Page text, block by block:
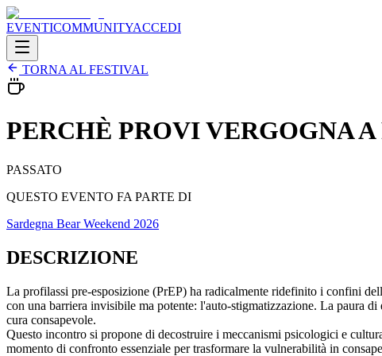
EVENTICOMMUNITYACCEDI
TORNA AL FESTIVAL
PERCHÈ PROVI VERGOGNA
PASSATO
QUESTO EVENTO FA PARTE DI
Sardegna Bear Weekend 2026
DESCRIZIONE
La profilassi pre-esposizione (PrEP) ha radicalmente ridefinito i confini
con una barriera invisibile ma potente: l'auto-stigmatizzazione. La paura
cura consapevole.
Questo incontro si propone di decostruire i meccanismi psicologici e
momento di confronto essenziale per trasformare la vulnerabilità in